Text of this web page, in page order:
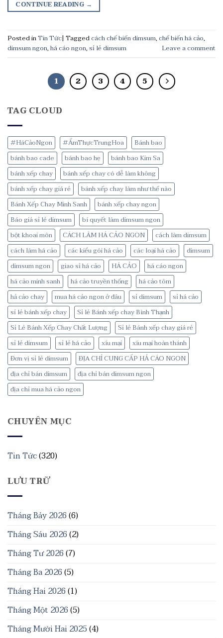
TAG CLOUD
#HáCảoNgon #ẨmThựcTrungHoa
Bánh bao
bánh bao cade
bánh bao hẹ
bánh bao Kim Sa
bánh xếp chay
bánh xếp chay có dễ làm không
bánh xếp chay giá rẻ
bánh xếp chay làm như thế nào
Bánh Xếp Chay Minh Sanh
bánh xếp chay ngon
Báo giá sỉ lẻ dimsum
bí quyết làm dimsum ngon
bột khoai môn
CÁCH LÀM HÁ CẢO NGON
cách làm dimsum
cách làm há cảo
các kiểu gói há cảo các loại há cảo
dimsum
dimsum ngon
giao sỉ há cảo HÁ CẢO
há cáo ngon
há cảo minh sanh
há cảo truyền thống
há cảo tôm
hả cảo chay
mua há cảo ngon ở đâu sỉ dimsum
sỉ há cảo
sỉ lẻ bánh xếp chay
Sỉ lẻ Bánh xếp chay Bình Thạnh
Sỉ Lẻ Bánh Xếp Chay Chất Lượng
Sỉ lẻ Bánh xếp chay giá rẻ
sỉ lẻ dimsum
sỉ lẻ há cảo xíu mại
xíu mại hoàn thánh
Đơn vị sỉ lẻ dimsum
ĐỊA CHỈ CUNG CẤP HẢ CÁO NGON
địa chỉ bán dimsum
địa chỉ bán dimsum ngon
địa chỉ mua há cảo ngon
CHUYÊN MỤC
Tin Tức(320)
LƯU TRỮ
Tháng Bảy 2026(6)
Tháng Sáu 2026(2)
Tháng Tư 2026(7)
Tháng Ba 2026(5)
Tháng Hai 2026(1)
Tháng Một 2026(5)
Tháng Mười Hai 2025(4)
CONTINUE READING →
Posted inTin Tức| Taggedcách chế biến dimsum,chế biến há cảo,
dimsum ngon,há cáo ngon,sỉ lẻ dimsum Leave a comment
1 2 3 4 5